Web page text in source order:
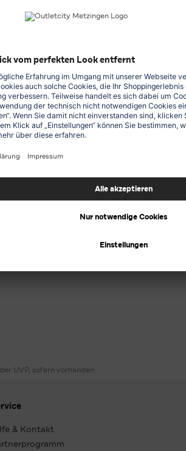
UVP, sofern vorhanden
& Kontakt